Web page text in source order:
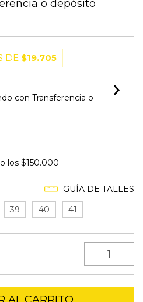
o depósito
DE $19.705
con Transferencia o
los$150.000
GUÍA DE TALLES
39 40 41